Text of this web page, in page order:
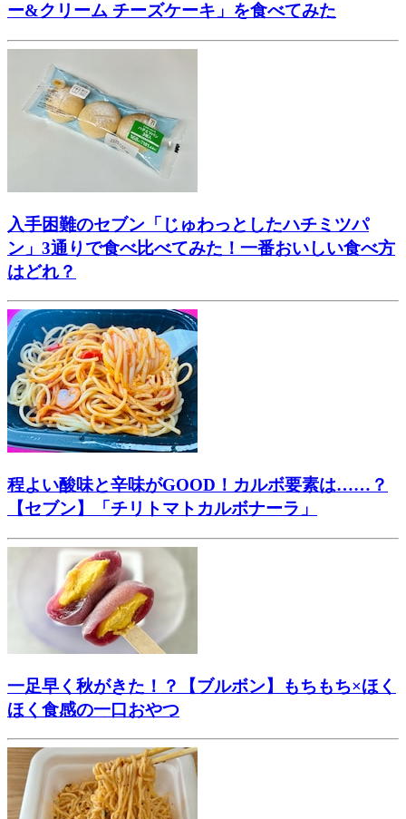
ー&クリーム チーズケーキ」を食べてみた
入手困難のセブン「じゅわっとしたハチミツパ
ン」3通りで食べ比べてみた！一番おいしい食べ方
はどれ？
程よい酸味と辛味がGOOD！カルボ要素は……？
【セブン】「チリトマトカルボナーラ」
一足早く秋がきた！？【ブルボン】もちもち×ほく
ほく食感の一口おやつ